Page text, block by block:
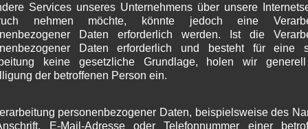
,Verkehr,Woiga.de
2014-2020-2
Services unseres Unternehmens über unsere
nehmen möchte, könnte jedoch eine
Daten erforderlich werden. Ist die
Daten erforderlich und besteht für eine
keine gesetzliche Grundlage, holen wir
der betroffenen Person ein.
personenbezogener Daten, beispielsweise des
E-Mail-Adresse oder Telefonnummer einer